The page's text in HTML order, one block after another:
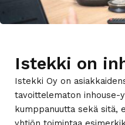
Istekki on
Istekki Oy on
tavoittelematon inhouse-
kumppanuutta sekä sitä,